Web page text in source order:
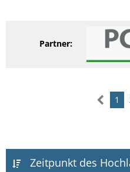
Partner:
1
Zeitpunkt des